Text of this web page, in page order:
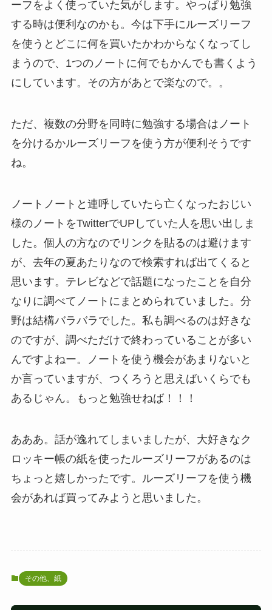
ーフをよく使っていた気がします。やっぱり勉強
する時は便利なのかも。今は下手にルーズリーフ
を使うとどこに何を買いたかわからなくなってし
まうので、1つのノートに何でもかんでも書くよう
にしています。その方があとで楽なので。。
ただ、複数の分野を同時に勉強する場合はノート
を分けるかルーズリーフを使う方が便利そうです
ね。
ノートノートと連呼していたら亡くなったおじい
様のノートをTwitterでUPしていた人を思い出しま
した。個人の方なのでリンクを貼るのは避けます
が、去年の夏あたりなので検索すれば出てくると
思います。テレビなどで話題になったことを自分
なりに調べてノートにまとめられていました。分
野は結構バラバラでした。私も調べるのは好きな
のですが、調べただけで終わっていることが多い
んですよねー。ノートを使う機会があまりないと
か言っていますが、つくろうと思えばいくらでも
あるじゃん。もっと勉強せねば！！！
あああ。話が逸れてしまいましたが、大好きなク
ロッキー帳の紙を使ったルーズリーフがあるのは
ちょっと嬉しかったです。ルーズリーフを使う機
会があれば買ってみようと思いました。
その他、紙